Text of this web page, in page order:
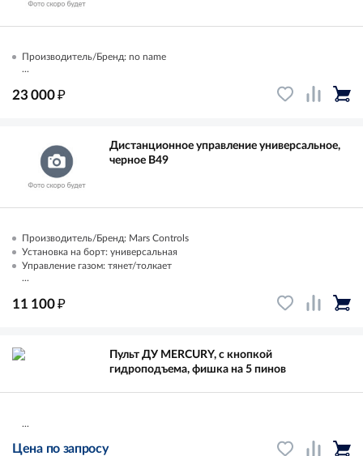
Производитель/Бренд: no name
...
23 000₽
Дистанционное управление универсальное,
черное B49
Производитель/Бренд: Mars Controls
Установка на борт: универсальная
Управление газом: тянет/толкает
...
11 100₽
Пульт ДУ MERCURY, с кнопкой
гидроподъема, фишка на 5 пинов
...
Цена по запросу